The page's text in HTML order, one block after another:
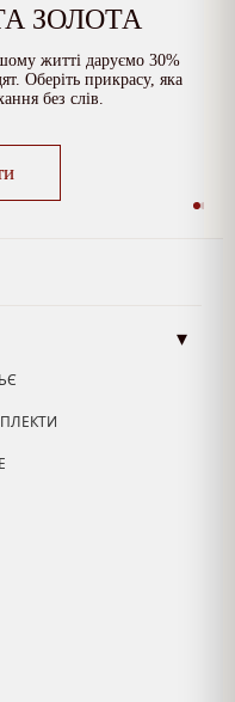
ЗОЛОТА
житті даруємо 30%
Оберіть прикрасу, яка
без слів.
▾